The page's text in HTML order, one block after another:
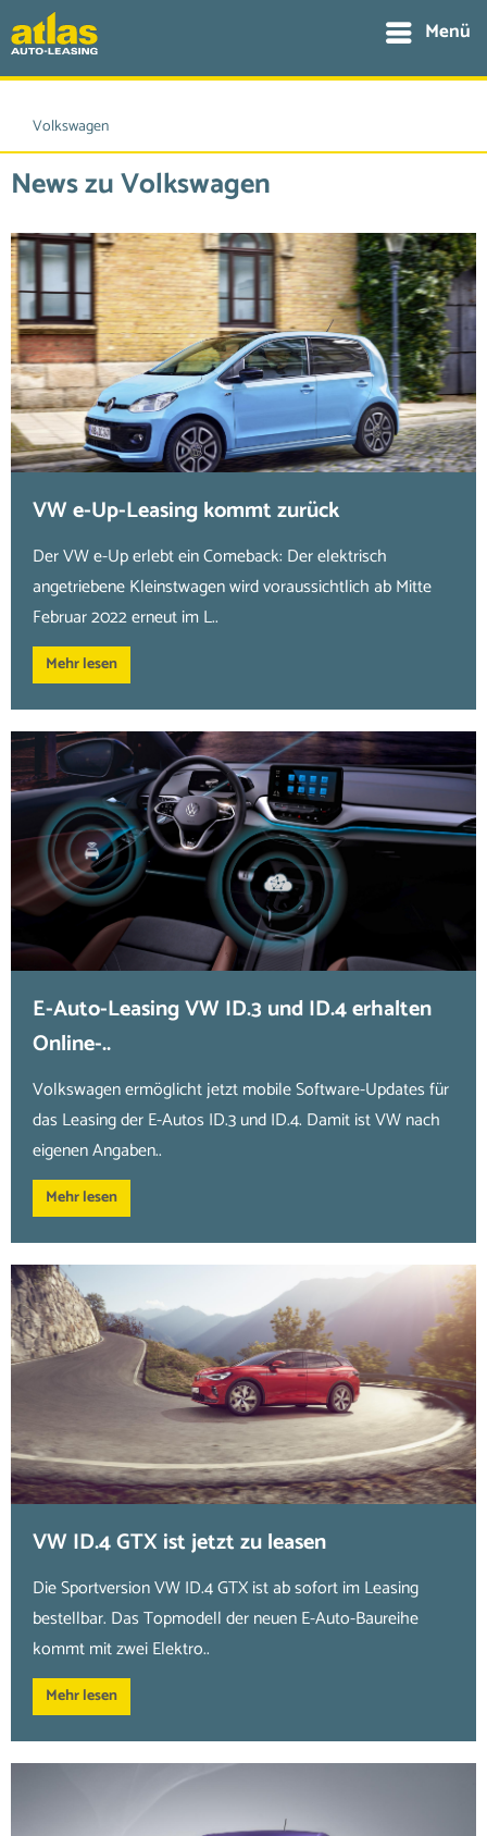
Menü
Volkswagen
News zu Volkswagen
VW e-Up-Leasing kommt zurück
Der VW e-Up erlebt ein Comeback: Der elektrisch
angetriebene Kleinstwagen wird voraussichtlich ab Mitte
Februar 2022 erneut im L..
Mehr lesen
E-Auto-Leasing VW ID.3 und ID.4 erhalten
Online-..
Volkswagen ermöglicht jetzt mobile Software-Updates für
das Leasing der E-Autos ID.3 und ID.4. Damit ist VW nach
eigenen Angaben..
Mehr lesen
VW ID.4 GTX ist jetzt zu leasen
Die Sportversion VW ID.4 GTX ist ab sofort im Leasing
bestellbar. Das Topmodell der neuen E-Auto-Baureihe
kommt mit zwei Elektro..
Mehr lesen